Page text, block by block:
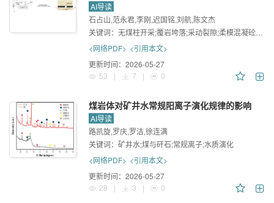
AI导读
石占山,范永君,李刚,迟国铭,刘航,陈文杰
关键词： 无煤柱开采;覆岩垮落;采动裂隙;柔模混凝砼墙;相似材料模拟
<网络PDF> <引用本文>
更新时间： 2026-05-27
53
| 7 | 0
煤岩体对矿井水常规阳离子演化规律的影响
AI导读
路凯旋,罗庆,罗洁,徐连满
关键词： 矿井水;煤与矸石;常规离子;水质演化
<网络PDF> <引用本文>
更新时间： 2026-05-27
28
| 3 | 0